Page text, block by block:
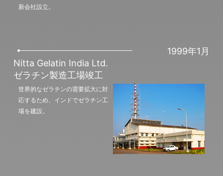
新会社設立。
1999年1月
Nitta Gelatin India Ltd.
ゼラチン製造工場竣工
世界的なゼラチンの需要拡大に対
応するため、インドでゼラチン工
場を建設。